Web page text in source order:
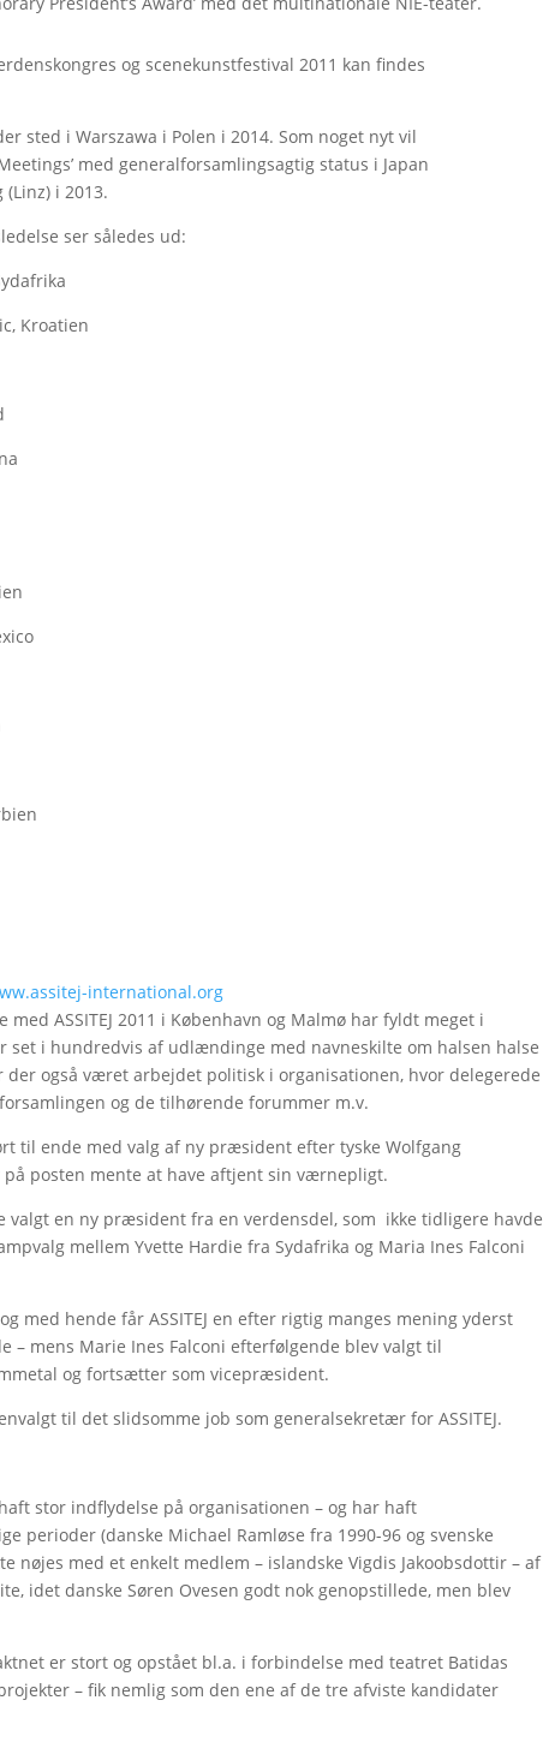
og scenekunstfestival 2011 kan findes
sted i Warszawa i Polen i 2014. Som noget nyt vil
med generalforsamlingsagtig status i Japan
i 2013.
ser således ud:
Kroatien
international.org
ASSITEJ 2011 i København og Malmø har fyldt meget i
set i hundredvis af udlændinge med navneskilte om halsen halse
også været arbejdet politisk i organisationen, hvor delegerede
og de tilhørende forummer m.v.
til ende med valg af ny præsident efter tyske Wolfgang
posten mente at have aftjent sin værnepligt.
valgt en ny præsident fra en verdensdel, som ikke tidligere havde
mellem Yvette Hardie fra Sydafrika og Maria Ines Falconi
med hende får ASSITEJ en efter rigtig manges mening yderst
– mens Marie Ines Falconi efterfølgende blev valgt til
og fortsætter som vicepræsident.
til det slidsomme job som generalsekretær for ASSITEJ.
stor indflydelse på organisationen – og har haft
perioder (danske Michael Ramløse fra 1990-96 og svenske
nøjes med et enkelt medlem – islandske Vigdis Jakoobsdottir – af
idet danske Søren Ovesen godt nok genopstillede, men blev
er stort og opstået bl.a. i forbindelse med teatret Batidas
– fik nemlig som den ene af de tre afviste kandidater